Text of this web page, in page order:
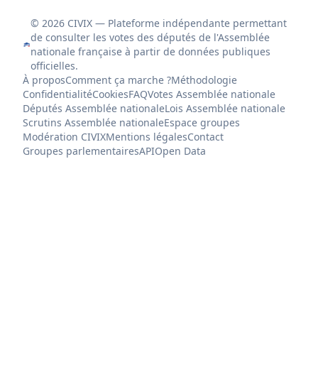
© 2026 CIVIX — Plateforme indépendante permettant
de consulter les votes des députés de l'Assemblée
nationale française à partir de données publiques
officielles.
À proposComment ça marche ?Méthodologie
ConfidentialitéCookiesFAQVotes Assemblée nationale
Députés Assemblée nationaleLois Assemblée nationale
Scrutins Assemblée nationaleEspace groupes
Modération CIVIXMentions légalesContact
Groupes parlementairesAPIOpen Data